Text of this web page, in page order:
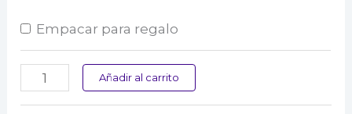
Empacar para regalo
Añadir al carrito